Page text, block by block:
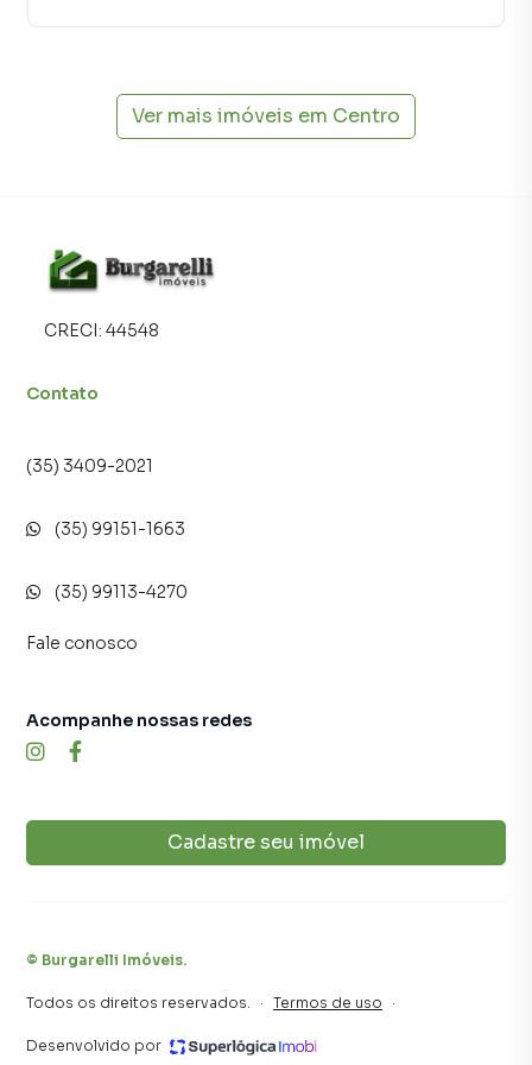
tradicionais. Já vendemos e locamos diversos imóveis em
campanhas específicas para Lavras, o que aumenta muito o
número de contatos interessados e tendo como
atendimento preparada para atender proprietários e
inquilinos.
Ver mais imóveis em Centro
CRECI: 44548
Contato
(35) 3409-2021
(35) 99151-1663
(35) 99113-4270
Fale conosco
Cadastre seu imóvel
Acompanhe nossas redes
© Burgarelli Imóveis.
Todos os direitos reservados. · Termos de uso ·
Desenvolvido por